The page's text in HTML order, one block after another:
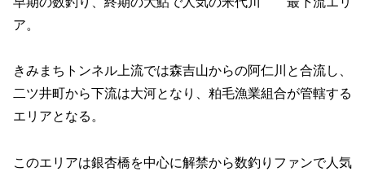
ア。
きみまちトンネル上流では森吉山からの阿仁川と合流し、
二ツ井町から下流は大河となり、粕毛漁業組合が管轄する
エリアとなる。
このエリアは銀杏橋を中心に解禁から数釣りファンで人気